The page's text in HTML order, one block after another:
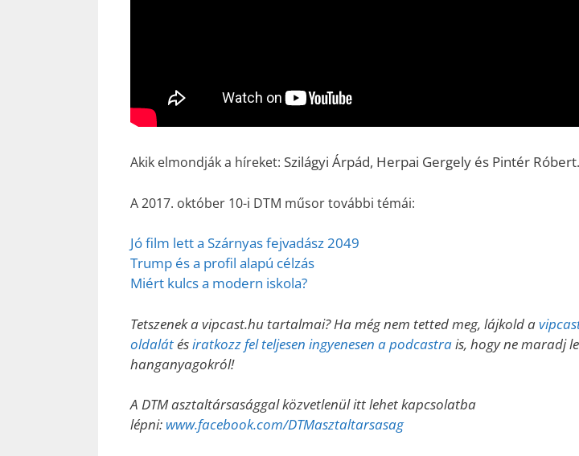
Akik elmondják a híreket: Szilágyi Árpád, Herpai Gergely és Pintér Róbert.
A 2017. október 10-i DTM műsor további témái:
Jó film lett a Szárnyas fejvadász 2049
Trump és a profil alapú célzás
Miért kulcs a modern iskola?
Tetszenek a vipcast.hu tartalmai? Ha még nem tetted meg, lájkold a
oldalátésiratkozz fel teljesen ingyenesen a podcastrais, hogy ne maradj
hanganyagokról!
A DTM asztaltársasággal közvetlenül itt lehet kapcsolatba
lépni: www.facebook.com/DTMasztaltarsasag